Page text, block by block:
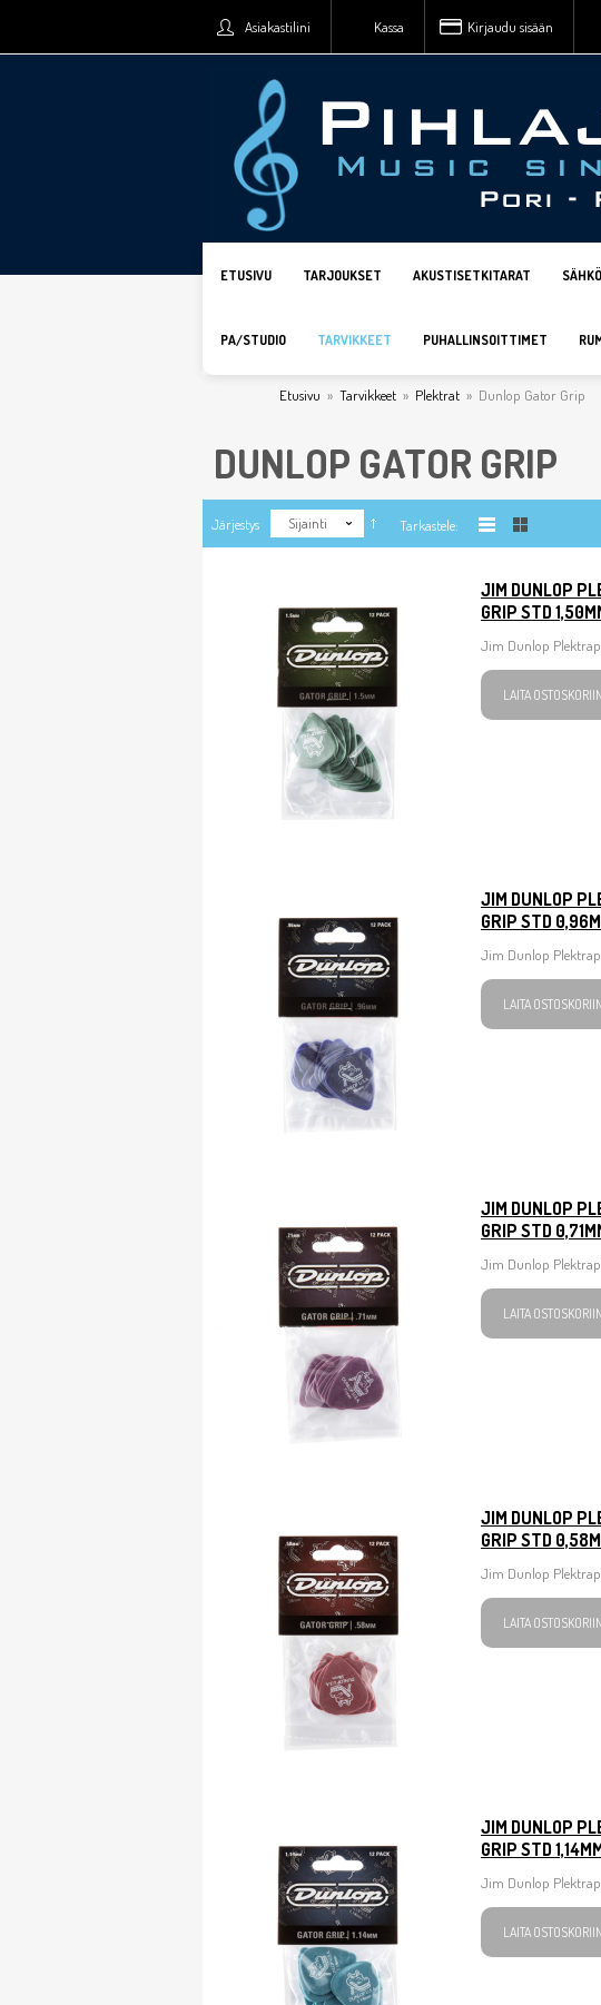
Asiakastilini Kassa Kirjaudu sisään
ETUSIVU TARJOUKSET AKUSTISETKITARAT
PA/STUDIO TARVIKKEET PUHALLINSOITTIMET
Etusivu » Tarvikkeet » Plektrat » Dunlop Gator Grip
DUNLOP GATOR GRIP
Järjestys Sijainti Tarkastele:
JIM DUNLOP
GRIP STD
Jim Dunlop
LAITA OSTOSKORIIN
JIM DUNLOP
GRIP STD
Jim Dunlop
LAITA OSTOSKORIIN
JIM DUNLOP
GRIP STD
Jim Dunlop
LAITA OSTOSKORIIN
JIM DUNLOP
GRIP STD
Jim Dunlop
LAITA OSTOSKORIIN
JIM DUNLOP
GRIP STD
Jim Dunlop
LAITA OSTOSKORIIN